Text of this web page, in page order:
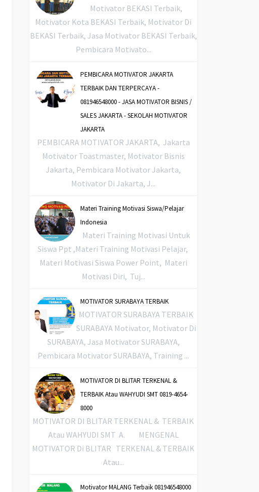
Motivator BEKASI Terbaik,
Motivator Kota BEKASI Terbaik, Motivator Di
BEKASI Terbaik, Jasa Motivator BEKASI Terbaik,
Pembicara Motivato...
PEMBICARA MOTIVATOR JAKARTA
TERBAIK DAN TERPERCAYA -
081946548000 - JASA MOTIVATOR BISNIS /
SALES JAKARTA - SEKOLAH MOTIVATOR
JAKARTA
PEMBICARA MOTIVATOR JAKARTA, Jakarta
Motivator Toastmaster, Motivator Bisnis
Jakarta, Pembicara Motivator Jakarta,
Motivator Di Jakarta, J...
Materi Training Motivasi Siswa/Pelajar
Indonesia
Materi Training Motivasi Untuk
Siswa Ppt ,Materi Training Motivasi Pelajar,
Materi Motivasi Siswa Power Point, Materi
Motivasi Diri, Tuj...
MOTIVATOR SURABAYA TERBAIK
MOTIVATOR SURABAYA TERBAIK
SURABAYA Motivator, Motivator Di
SURABAYA, Jasa Motivator SURABAYA,
Pembicara Motivator SURABAYA, Training ...
MOTIVATOR DI BLITAR TERKENAL &
TERBAIK Atau WAHYUDI SMT 0819-4654-
8000
MOTIVATOR DI BLITAR TERKENAL & TERBAIK
Atau WAHYUDI SMT A. MENGENAL
MOTIVATOR Di BLITAR TERKENAL & TERBAIK
Atau...
Motivator MALANG Terbaik 081946548000